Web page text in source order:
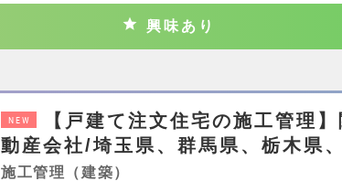
興味あり
NEW
【戸建て注文住宅の施工管理
動産会社/埼玉県、群馬県、栃木県
施工管理（建築）